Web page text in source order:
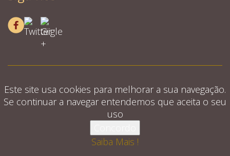
reservados.
Este site usa cookies para melhorar a sua navegação.
Se continuar a navegar entendemos que aceita o seu
uso
Saiba Mais !